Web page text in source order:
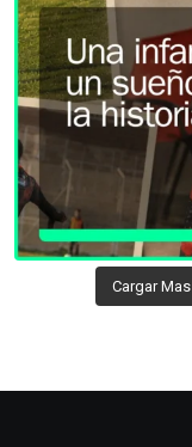
Cargar Mas